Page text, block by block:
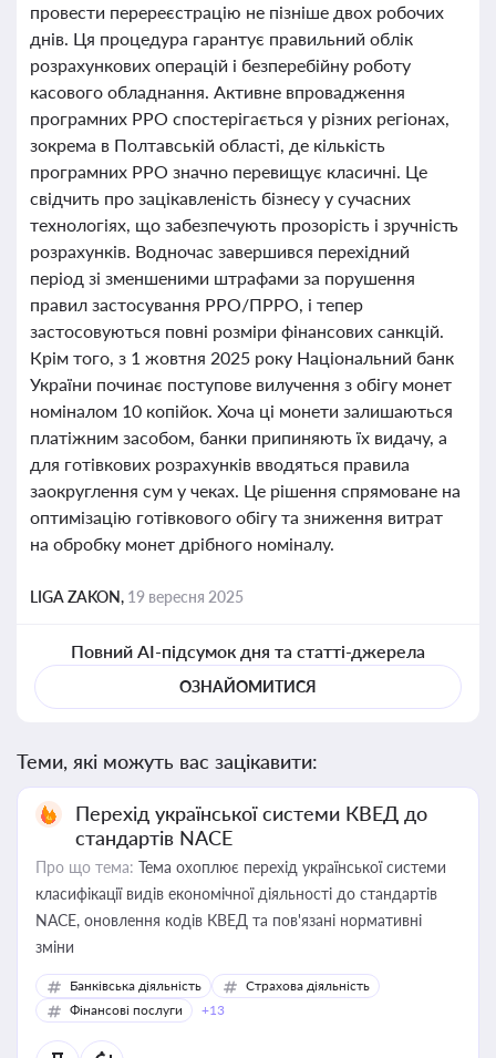
провести перереєстрацію не пізніше двох робочих
днів. Ця процедура гарантує правильний облік
розрахункових операцій і безперебійну роботу
касового обладнання. Активне впровадження
програмних РРО спостерігається у різних регіонах,
зокрема в Полтавській області, де кількість
програмних РРО значно перевищує класичні. Це
свідчить про зацікавленість бізнесу у сучасних
технологіях, що забезпечують прозорість і зручність
розрахунків. Водночас завершився перехідний
період зі зменшеними штрафами за порушення
правил застосування РРО/ПРРО, і тепер
застосовуються повні розміри фінансових санкцій.
Крім того, з 1 жовтня 2025 року Національний банк
України починає поступове вилучення з обігу монет
номіналом 10 копійок. Хоча ці монети залишаються
платіжним засобом, банки припиняють їх видачу, а
для готівкових розрахунків вводяться правила
заокруглення сум у чеках. Це рішення спрямоване на
оптимізацію готівкового обігу та зниження витрат
на обробку монет дрібного номіналу.
LIGA ZAKON, 19 вересня 2025
Повний AI-підсумок дня та статті-джерела
ОЗНАЙОМИТИСЯ
Теми, які можуть вас зацікавити:
Перехід української системи КВЕД до
стандартів NACE
Про що тема: Тема охоплює перехід української системи
класифікації видів економічної діяльності до стандартів
NACE, оновлення кодів КВЕД та пов'язані нормативні
зміни
Банківська діяльність
Страхова діяльність
Фінансові послуги
+13